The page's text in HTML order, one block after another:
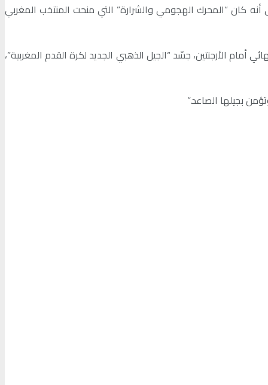
أنه كان “المحرك الهجومي والشرارة” التي منحت المنتخب المغربي
في النهائي أمام الأرجنتين، جسّد “الجيل الذهبي الجديد لكرة القدم المغربية”،
بجيلها الصاعد.”